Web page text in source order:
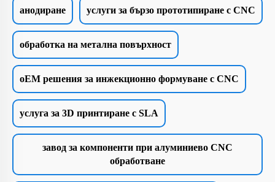
анодиране услуги за бързо прототипиране с CNC
обработка на метална повърхност
oEM решения за инжекционно формуване с CNC
услуга за 3D принтиране с SLA
завод за компоненти при алуминиево CNC
обработване